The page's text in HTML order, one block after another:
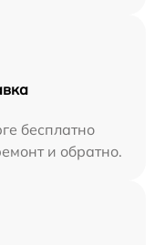
бесплатно
и обратно.